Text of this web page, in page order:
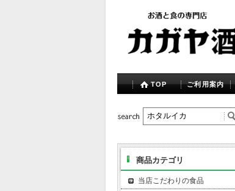
TOP ご利用案内
商品カテゴリ
当店こだわりの食品